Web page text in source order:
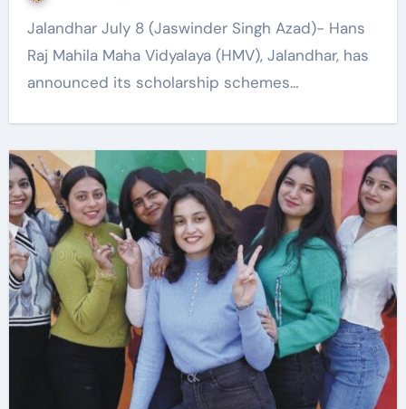
Jalandhar July 8 (Jaswinder Singh Azad)- Hans
Raj Mahila Maha Vidyalaya (HMV), Jalandhar, has
announced its scholarship schemes…